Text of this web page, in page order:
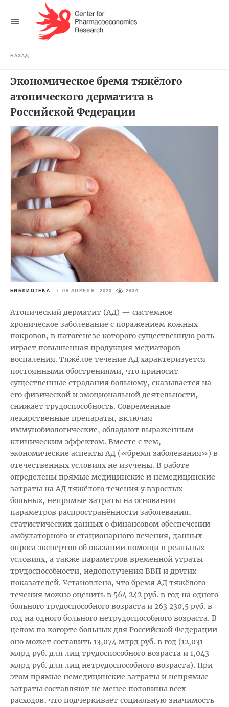
НАЗАД
Экономическое бремя тяжёлого
атопического дерматита в
Российской Федерации
БИБЛИОТЕКА / 08 АПРЕЛЯ 2020 2839
Атопический дерматит (АД) — системное
хроническое заболевание с поражением кожных
покровов, в патогенезе которого существенную роль
играет повышенная продукция медиаторов
воспаления. Тяжёлое течение АД характеризуется
постоянными обострениями, что приносит
существенные страдания больному, сказывается на
его физической и эмоциональной деятельности,
снижает трудоспособность. Современные
лекарственные препараты, включая
иммунобиологические, обладают выраженным
клиническим эффектом. Вместе с тем,
экономические аспекты АД («бремя заболевания») в
отечественных условиях не изучены. В работе
определены прямые медицинские и немедицинские
затраты на АД тяжёлого течения у взрослых
больных, непрямые затраты на основании
параметров распространённости заболевания,
статистических данных о финансовом обеспечении
амбулаторного и стационарного лечения, данных
опроса экспертов об оказании помощи в реальных
условиях, а также параметров временной утраты
трудоспособности, недополучения ВВП и других
показателей. Установлено, что бремя АД тяжёлого
течения можно оценить в 564 242 руб. в год на одного
больного трудоспособного возраста и 263 230,5 руб. в
год на одного больного нетрудоспособного возраста. В
целом по когорте больных для Российской Федерации
оно может составить 13,074 млрд руб. в год (12,031
млрд руб. для лиц трудоспособного возраста и 1,043
млрд руб. для лиц нетрудоспособного возраста). При
этом прямые немедицинские затраты и непрямые
затраты составляют не менее половины всех
расходов, что подчеркивает социальную значимость